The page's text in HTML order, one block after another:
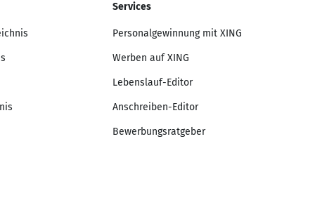
Services
Personalgewinnung mit XING
Werben auf XING
Lebenslauf-Editor
Anschreiben-Editor
Bewerbungsratgeber